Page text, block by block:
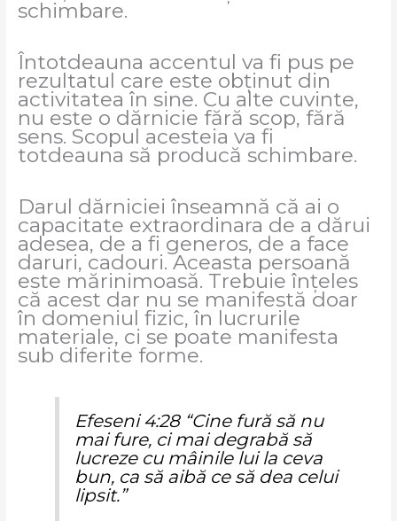
schimbare.
Întotdeauna accentul va fi pus pe
rezultatul care este obținut din
activitatea în sine. Cu alte cuvinte,
nu este o dărnicie fără scop, fără
sens. Scopul acesteia va fi
totdeauna să producă schimbare.
Darul dărniciei înseamnă că ai o
capacitate extraordinara de a dărui
adesea, de a fi generos, de a face
daruri, cadouri. Aceasta persoană
este mărinimoasă. Trebuie înțeles
că acest dar nu se manifestă doar
în domeniul fizic, în lucrurile
materiale, ci se poate manifesta
sub diferite forme.
Efeseni 4:28 “Cine fură să nu
mai fure, ci mai degrabă să
lucreze cu mâinile lui la ceva
bun, ca să aibă ce să dea celui
lipsit.”